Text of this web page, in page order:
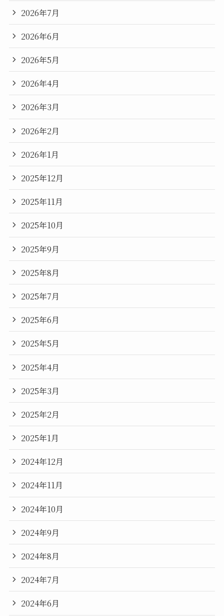
2026年7月
2026年6月
2026年5月
2026年4月
2026年3月
2026年2月
2026年1月
2025年12月
2025年11月
2025年10月
2025年9月
2025年8月
2025年7月
2025年6月
2025年5月
2025年4月
2025年3月
2025年2月
2025年1月
2024年12月
2024年11月
2024年10月
2024年9月
2024年8月
2024年7月
2024年6月